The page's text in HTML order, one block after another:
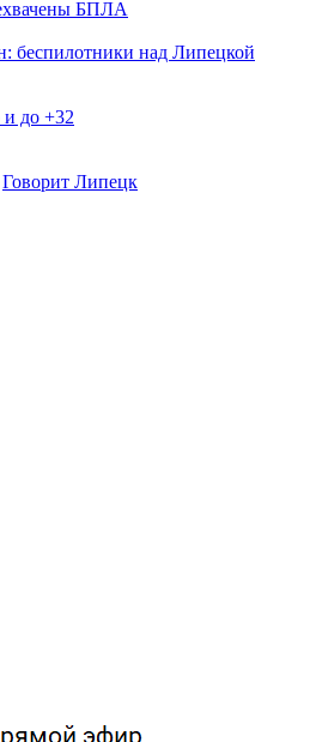
БПЛА
беспилотники над Липецкой
до +32
Говорит Липецк